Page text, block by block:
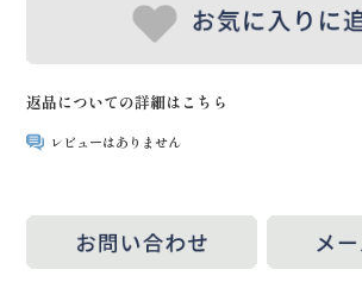
返品についての詳細はこちら
レビューはありません